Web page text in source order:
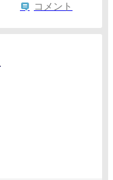
コメント